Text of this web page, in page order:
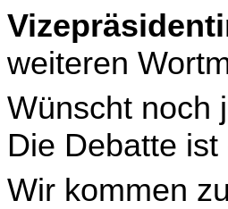
weiteren
Wünscht noch
Die Debatte
Wir kommen